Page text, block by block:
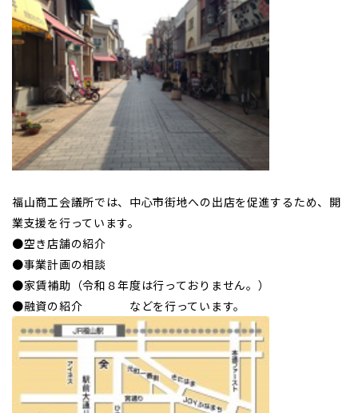
福山商工会議所では、中心市街地への出店を促進するため、開
業支援を行っています。
●空き店舗の紹介
●事業計画の相談
●家賃補助（令和８年度は行っておりません。）
●融資の紹介 などを行っています。